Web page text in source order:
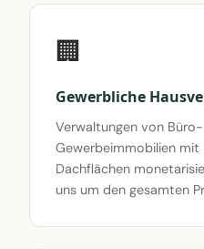
🏢
Gewerbliche
Verwaltungen von
Gewerbeimmobilien mit
Dachflächen
uns um den gesamten